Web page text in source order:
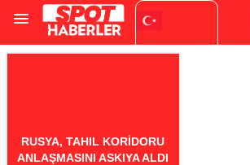
Turkish
RUSYA, TAHIL KORIDORU
ANLAŞMASINI ASKIYA ALDI